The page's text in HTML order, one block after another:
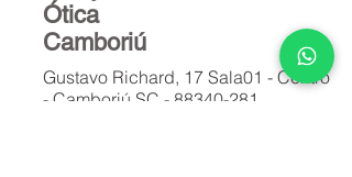
Ótica
Camboriú
Gustavo Richard, 17 Sala01 - Centro
- Camboriú SC - 88340-281